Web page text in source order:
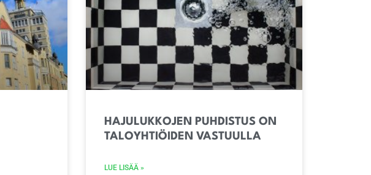
HAJULUKKOJEN PUHDISTUS ON
TALOYHTIÖIDEN VASTUULLA
LUE LISÄÄ »